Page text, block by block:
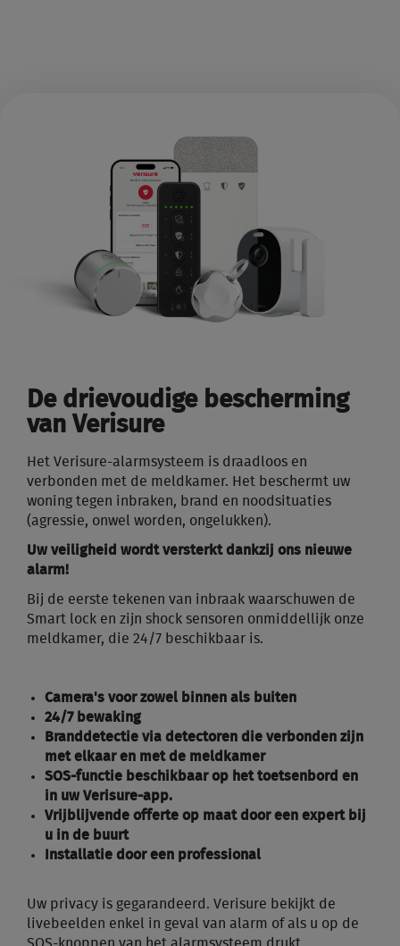
De drievoudige bescherming
van Verisure
Het Verisure-alarmsysteem is draadloos en
verbonden met de meldkamer. Het beschermt uw
woning tegen inbraken, brand en noodsituaties
(agressie, onwel worden, ongelukken).
Uw veiligheid wordt versterkt dankzij ons nieuwe
alarm!
Bij de eerste tekenen van inbraak waarschuwen de
Smart lock en zijn shock sensoren onmiddellijk onze
meldkamer, die 24/7 beschikbaar is.
Camera's voor zowel binnen als buiten
24/7 bewaking
Branddetectie via detectoren die verbonden zijn
met elkaar en met de meldkamer
SOS-functie beschikbaar op het toetsenbord en
in uw Verisure-app.
Vrijblijvende offerte op maat door een expert bij
u in de buurt
Installatie door een professional
Uw privacy is gegarandeerd. Verisure bekijkt de
livebeelden enkel in geval van alarm of als u op de
SOS-knoppen van het alarmsysteem drukt.